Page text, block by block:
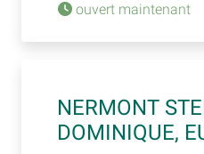
ouvert maintenant
NERMONT
DOMINIQUE,